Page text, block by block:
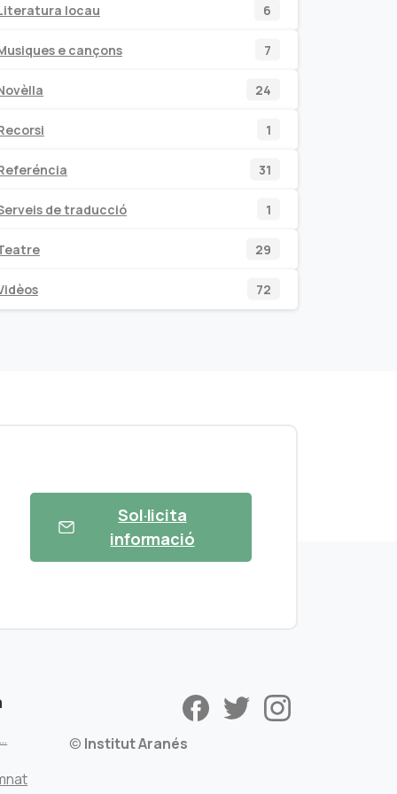
locau
6
productes
e cançons
7
productes
24
productes
1
producte
31
productes
de traducció
1
producte
29
productes
72
productes
Sol·licita
informació
© Institut Aranés